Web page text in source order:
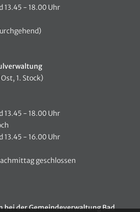
13.45 - 18.00 Uhr
1. Stock)
13.45 - 18.00 Uhr
13.45 - 16.00 Uhr
geschlossen
bei der Gemeindeverwaltung Bad